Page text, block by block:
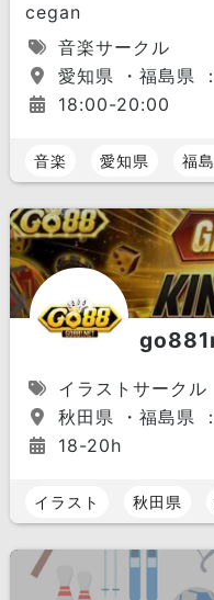
cegan
音楽サークル
愛知県 ・福島県
18:00-20:00
音楽 愛知県 福
イラストサークル
秋田県 ・福島県
18-20h
イラスト 秋田県